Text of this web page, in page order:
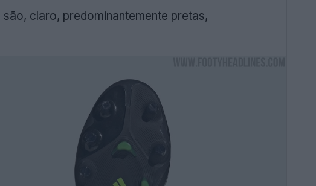
são, claro, predominantemente pretas,